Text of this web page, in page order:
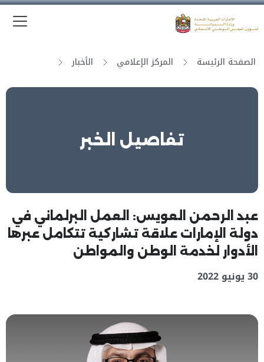
الصفحة الرئيسة المركز الإعلامي الأخبار
تفاصيل الخبر
عبد الرحمن العويس: العمل البرلماني في
دولة الإمارات علاقة تشاركية تتكامل عبرها
الأدوار لخدمة الوطن والمواطن
30 يونيو 2022